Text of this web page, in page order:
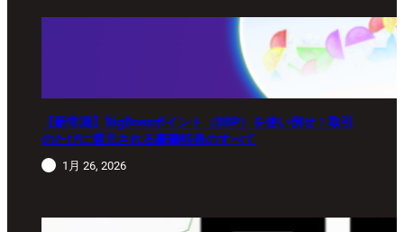
【新常識】BigBossポイント（BBP）を使い倒せ！取引
のたびに還元される豪華特典のすべて
1月 26, 2026